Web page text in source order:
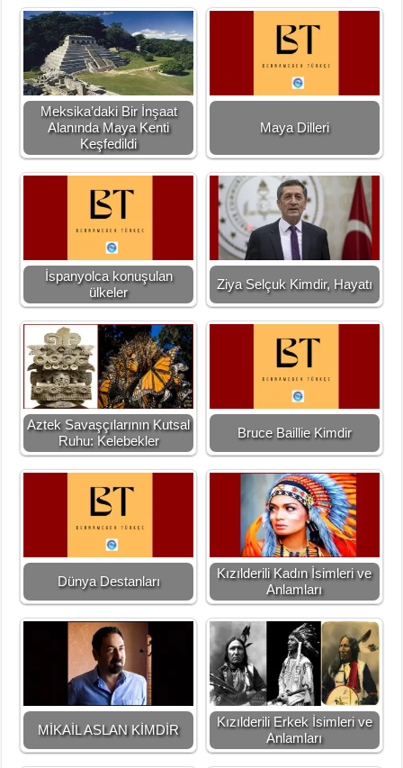
Meksika’daki Bir İnşaat
Alanında Maya Kenti
Keşfedildi
Maya Dilleri
İspanyolca konuşulan
ülkeler
Ziya Selçuk Kimdir, Hayatı
Aztek Savaşçılarının Kutsal
Ruhu: Kelebekler
Bruce Baillie Kimdir
Dünya Destanları
Kızılderili Kadın İsimleri ve
Anlamları
MİKAİL ASLAN KİMDİR
Kızılderili Erkek İsimleri ve
Anlamları